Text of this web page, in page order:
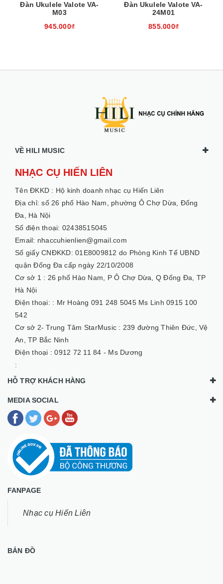
Đàn Ukulele Valote VA-
M03
945.000₫
Đàn Ukulele Valote VA-
24M01
855.000₫
VỀ HILI MUSIC
NHẠC CỤ HIẾN LIÊN
Tên ĐKKD : Hộ kinh doanh nhạc cụ Hiến Liên
Địa chỉ: số 26 phố Hào Nam, phường Ô Chợ Dừa, Đống
Đa, Hà Nội
Số điện thoại: 02438515045
Email: nhaccuhienlien@gmail.com
Số giấy CNĐKKD: 01E8009812 do Phòng Kinh Tế UBND
quận Đống Đa cấp ngày 22/10/2008
Cơ sở 1 : 26 phố Hào Nam, P Ô Chợ Dừa, Q Đống Đa, TP
Hà Nội
Điện thoại: : Mr Hoàng 091 248 5045 Ms Linh 0915 100
542
Cơ sở 2- Trung Tâm StarMusic : 239 đường Thiên Đức, Vệ
An, TP Bắc Ninh
Điện thoại :0912 72 11 84 - Ms Dương
:
HỖ TRỢ KHÁCH HÀNG
MEDIA SOCIAL
FANPAGE
Nhạc cụ Hiến Liên
BẢN ĐỒ